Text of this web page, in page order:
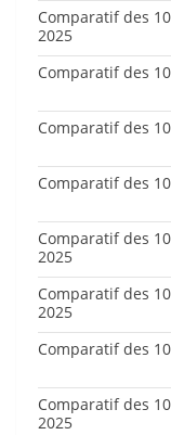
Comparatif des
2025
Comparatif des
Comparatif des
Comparatif des
Comparatif des
2025
Comparatif des
2025
Comparatif des
Comparatif des
2025